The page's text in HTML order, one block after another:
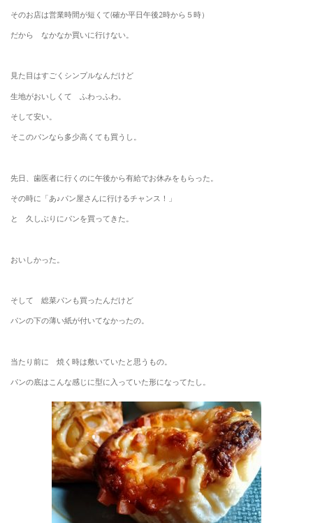
そのお店は営業時間が短くて(確か平日午後2時から５時）
だから なかなか買いに行けない。
見た目はすごくシンプルなんだけど
生地がおいしくて ふわっふわ。
そして安い。
そこのパンなら多少高くても買うし。
先日、歯医者に行くのに午後から有給でお休みをもらった。
その時に「あ♪パン屋さんに行けるチャンス！」
と 久しぶりにパンを買ってきた。
おいしかった。
そして 総菜パンも買ったんだけど
パンの下の薄い紙が付いてなかったの。
当たり前に 焼く時は敷いていたと思うもの。
パンの底はこんな感じに型に入っていた形になってたし。